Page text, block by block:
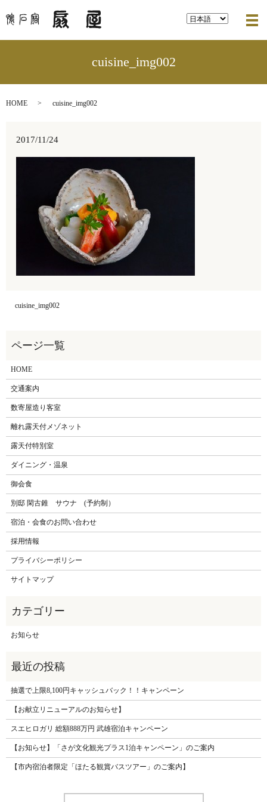
cuisine_img002
HOME cuisine_img002
2017/11/24
cuisine_img002
HOME
交通案内
数寄屋造り客室
離れ露天付メゾネット
露天付特別室
ダイニング・温泉
御会食
別邸 閑古錐 サウナ (予約制）
宿泊・会食のお問い合わせ
採用情報
プライバシーポリシー
サイトマップ
お知らせ
抽選で上限8,100円キャッシュバック！！キャンペーン
【お献立リニューアルのお知らせ】
スエヒロガリ 総額888万円 武雄宿泊キャンペーン
【お知らせ】「さが文化観光プラス1泊キャンペーン」のご案内
【市内宿泊者限定「ほたる観賞バスツアー」のご案内】